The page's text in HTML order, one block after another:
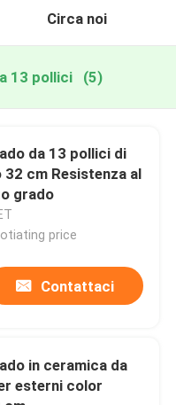
Circa noi
13 pollici (5)
da 13 pollici di
cm Resistenza al
grado
price
Contattaci
in ceramica da
esterni color